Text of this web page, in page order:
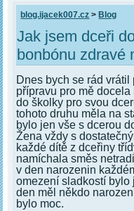
blog.ijacek007.cz > Blog
Jak jsem dceři
bonbónu zdravé
Dnes bych se rád vrátil
přípravu pro mě
do školky pro svou
tohoto druhu měla na
bylo jen vše s dcerou
Žena vždy s
každé dítě z dceřiny
namíchala směs
v den narozenin
omezení sladkostí
den měl někdo
bylo moc.